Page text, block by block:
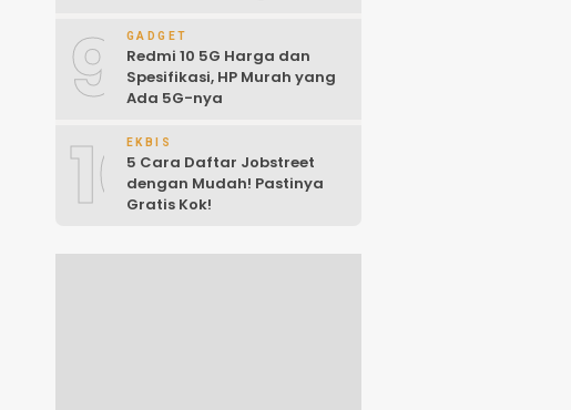
9 GADGET
Redmi 10 5G Harga dan
Spesifikasi, HP Murah yang
Ada 5G-nya
10EKBIS
5 Cara Daftar Jobstreet
dengan Mudah! Pastinya
Gratis Kok!